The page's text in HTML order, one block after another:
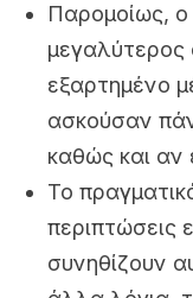
Παρομοίως, ο
μεγαλύτερος
εξαρτημένο
ασκούσαν
καθώς και αν
Το
περιπτώσεις
συνηθίζουν